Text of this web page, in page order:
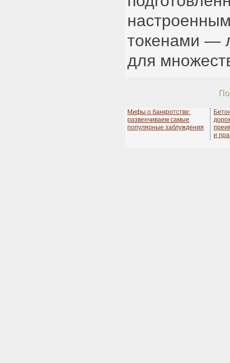
токенами —
для
Мифы о банкротстве:
развенчиваем самые
популярные заблуждения
и